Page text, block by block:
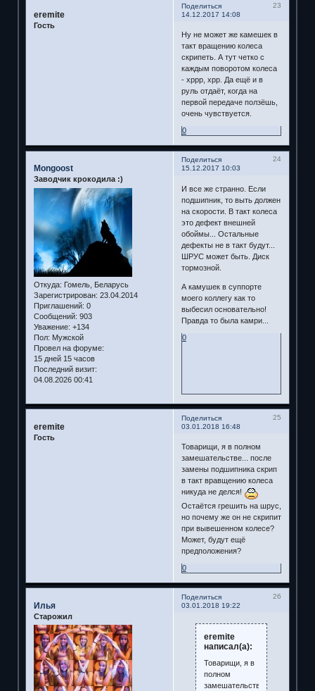
Поделиться
23
14.12.2017 14:08
eremite
Гость
Ну не может же камешек в
такт вращению колеса
скрипеть. А тут четко с
каждым поворотом колеса
- хррр, хрр. Да ещё и в
руль отдаёт, когда на
первой передаче ползёшь,
очень чувствуется.
0
Поделиться
24
15.12.2017 10:03
Mongoost
Заводчик крокодила :)
Откуда: Гомель, Беларусь
Зарегистрирован: 23.04.2014
Приглашений: 0
Сообщений: 903
Уважение: +134
Пол: Мужской
Провел на форуме:
15 дней 15 часов
Последний визит:
04.08.2026 00:41
И все же странно. Если
подшипник, то выть должен
на скорости. В такт колеса
это дефект внешней
обоймы... Остальные
дефекты не в такт будут...
ШРУС может быть. Диск
тормозной.
А камушек в суппорте
моего коллегу как то
выбесил основательно!
Правда то была камри...
0
Поделиться
25
03.01.2018 16:48
eremite
Гость
Товарищи, я в полном
замешательстве... после
замены подшипника скрип
в такт вравщению колеса
никуда не делся!
Остаётся грешить на шрус,
но почему же он не скрипит
при вывешенном колесе?
Может, будут ещё
предположения?
0
Поделиться
26
03.01.2018 19:22
Илья
Старожил
eremite
написал(а):
Товарищи, я в
полном
замешательстве...